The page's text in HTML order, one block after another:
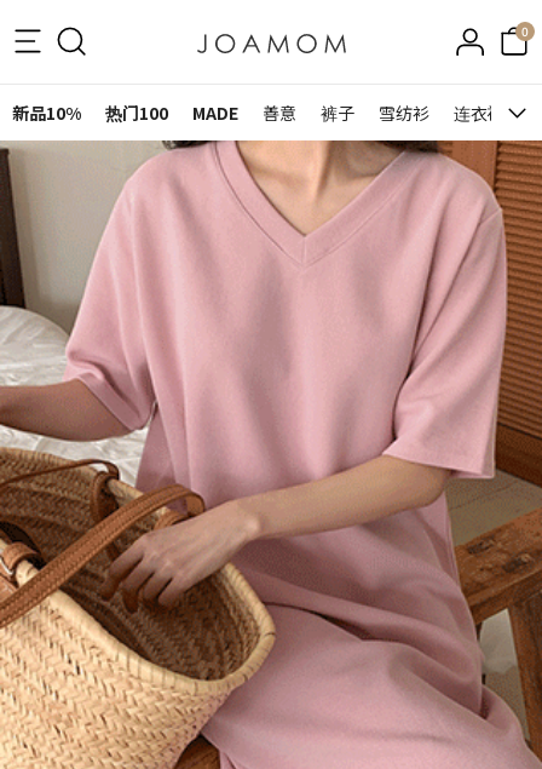
0
新品10% 热门100 MADE 善意 裤子 雪纺衫 连衣裙&裙